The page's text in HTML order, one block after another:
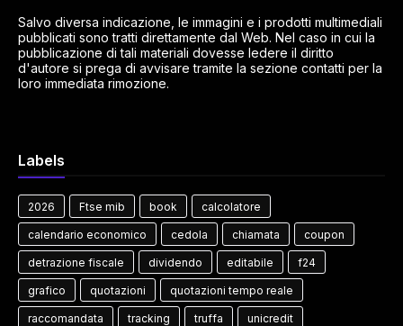
Salvo diversa indicazione, le immagini e i prodotti multimediali
pubblicati sono tratti direttamente dal Web. Nel caso in cui la
pubblicazione di tali materiali dovesse ledere il diritto
d'autore si prega di avvisare tramite la sezione contatti per la
loro immediata rimozione.
Labels
2026 Ftse mib book calcolatore
calendario economico cedola chiamata coupon
detrazione fiscale dividendo editabile f24
grafico quotazioni quotazioni tempo reale
raccomandata tracking truffa unicredit